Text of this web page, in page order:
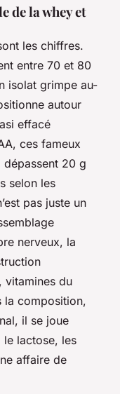
de la whey et
les chiffres.
entre 70 et 80
isolat grimpe au-
autour
effacé
ces fameux
dépassent 20 g
selon les
pas juste un
nerveux, la
vitamines du
la composition,
il se joue
le lactose, les
affaire de